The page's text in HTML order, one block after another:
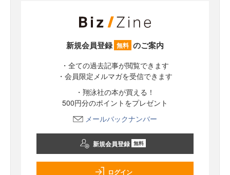
新規会員登録 無料 のご案内
・全ての過去記事が閲覧できます
・会員限定メルマガを受信できます
・翔泳社の本が買える！
500円分のポイントをプレゼント
メールバックナンバー
新規会員登録 無料
ログイン